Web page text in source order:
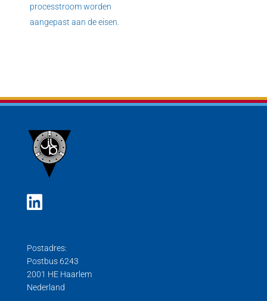
processtroom worden
aangepast aan de eisen.
Postadres:
Postbus 6243
2001 HE Haarlem
Nederland